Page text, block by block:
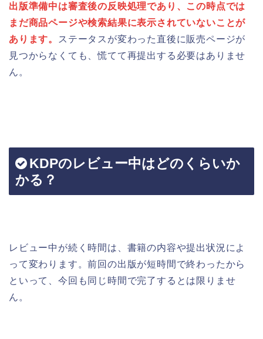
出版準備中は審査後の反映処理であり、この時点では
まだ商品ページや検索結果に表示されていないことが
あります。
ステータスが変わった直後に販売ページが
見つからなくても、慌てて再提出する必要はありませ
ん。
KDPのレビュー中はどのくらいか
かる？
レビュー中が続く時間は、書籍の内容や提出状況によ
って変わります。前回の出版が短時間で終わったから
といって、今回も同じ時間で完了するとは限りませ
ん。